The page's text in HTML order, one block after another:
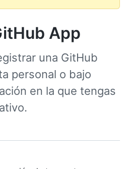
App
una GitHub
personal o bajo
en la que tengas